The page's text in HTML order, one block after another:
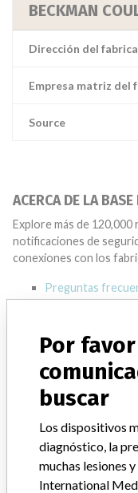
BECKMAN
Dirección del
Empresa matriz del
Source
ACERCA DE LA BASE
Explore más de
notificaciones de
conexiones con los
Preguntas
Acerca de la base
Créditos
HISTORIAS EN SU
Por
buscar
Los dispositivos
diagnóstico, la
muchas lesiones
International